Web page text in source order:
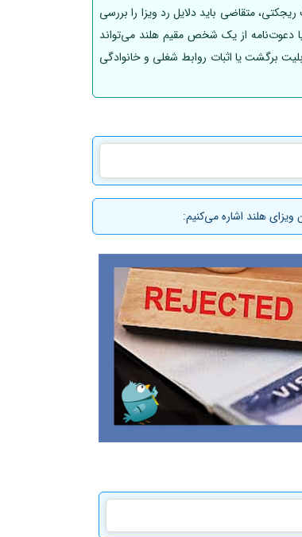
متقاضی باید دلایل رد ویزا را بررسی
یا دعوت‌نامه از یک شخص مقیم هلند می‌تواند
برگشت یا اثبات روابط شغلی و خانوادگی
هلند اشاره می‌کنیم: